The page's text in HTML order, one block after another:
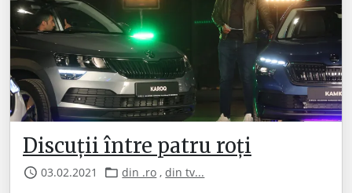
Discuții între patru roți
03.02.2021 din .ro ,din tv...